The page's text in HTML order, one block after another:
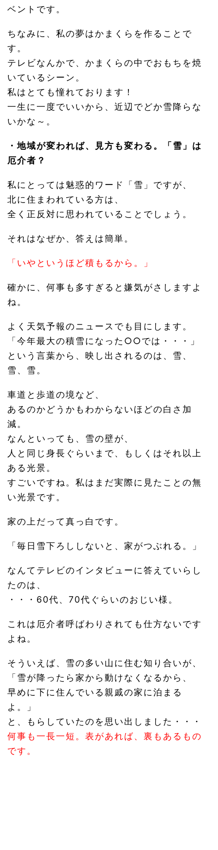
ベントです。
ちなみに、私の夢はかまくらを作ることで
す。
テレビなんかで、かまくらの中でおもちを焼
いているシーン。
私はとても憧れております！
一生に一度でいいから、近辺でどか雪降らな
いかな～。
・地域が変われば、見方も変わる。「雪」は
厄介者？
私にとっては魅惑的ワード「雪」ですが、
北に住まわれている方は、
全く正反対に思われていることでしょう。
それはなぜか、答えは簡単。
「いやというほど積もるから。」
確かに、何事も多すぎると嫌気がさしますよ
ね。
よく天気予報のニュースでも目にします。
「今年最大の積雪になった○○では・・・」
という言葉から、映し出されるのは、雪、
雪、雪。
車道と歩道の境など、
あるのかどうかもわからないほどの白さ加
減。
なんといっても、雪の壁が、
人と同じ身長ぐらいまで、もしくはそれ以上
ある光景。
すごいですね。私はまだ実際に見たことの無
い光景です。
家の上だって真っ白です。
「毎日雪下ろししないと、家がつぶれる。」
なんてテレビのインタビューに答えていらし
たのは、
・・・60代、70代ぐらいのおじい様。
これは厄介者呼ばわりされても仕方ないです
よね。
そういえば、雪の多い山に住む知り合いが、
「雪が降ったら家から動けなくなるから、
早めに下に住んでいる親戚の家に泊まる
よ。」
と、もらしていたのを思い出しました・・・
何事も一長一短。表があれば、裏もあるもの
です。